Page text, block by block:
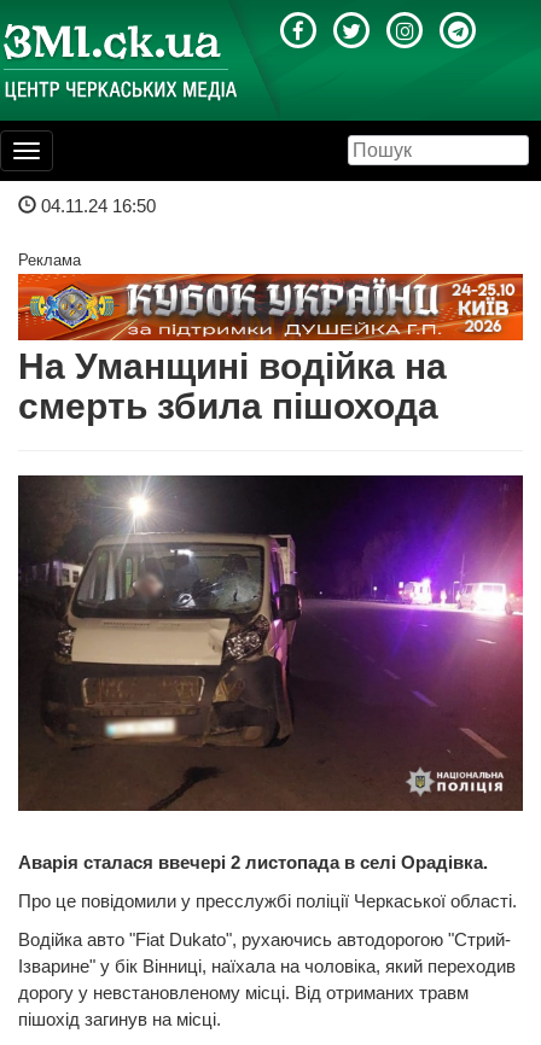
Toggle
navigation
04.11.24 16:50
Реклама
На Уманщині водійка на
смерть збила пішохода
Аварія сталася ввечері 2 листопада в селі Орадівка.
Про це повідомили у пресслужбі поліції Черкаської області.
Водійка авто "Fiat Dukato", рухаючись автодорогою "Стрий-
Ізварине" у бік Вінниці, наїхала на чоловіка, який переходив
дорогу у невстановленому місці. Від отриманих травм
пішохід загинув на місці.